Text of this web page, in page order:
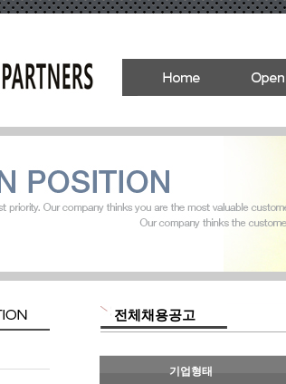
전체채용공고
기업형태